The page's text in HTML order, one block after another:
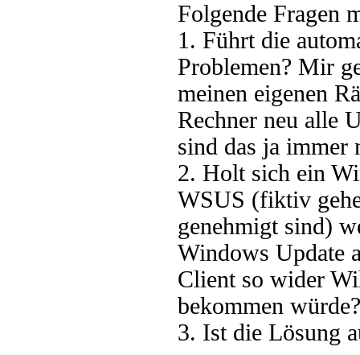
Folgende Fragen
1. Führt die
Problemen? Mir
meinen eigenen
Rechner neu alle
sind das ja immer
2. Holt sich ein
WSUS (fiktiv
genehmigt sind)
Windows Update
Client so wider
bekommen würde?
3. Ist die Lösung